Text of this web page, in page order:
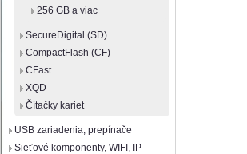
256 GB a viac
SecureDigital (SD)
CompactFlash (CF)
CFast
XQD
Čítačky kariet
USB zariadenia, prepínače
Sieťové komponenty, WIFI, IP